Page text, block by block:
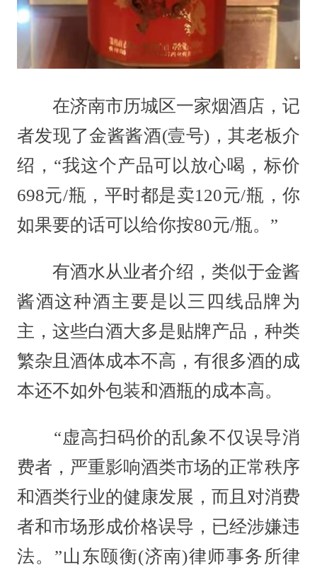
在济南市历城区一家烟酒店，记
者发现了金酱酱酒(壹号)，其老板介
绍，“我这个产品可以放心喝，标价
698元/瓶，平时都是卖120元/瓶，你
如果要的话可以给你按80元/瓶。”
有酒水从业者介绍，类似于金酱
酱酒这种酒主要是以三四线品牌为
主，这些白酒大多是贴牌产品，种类
繁杂且酒体成本不高，有很多酒的成
本还不如外包装和酒瓶的成本高。
“虚高扫码价的乱象不仅误导消
费者，严重影响酒类市场的正常秩序
和酒类行业的健康发展，而且对消费
者和市场形成价格误导，已经涉嫌违
法。”山东颐衡(济南)律师事务所律